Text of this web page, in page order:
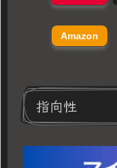
Amazon
指向性